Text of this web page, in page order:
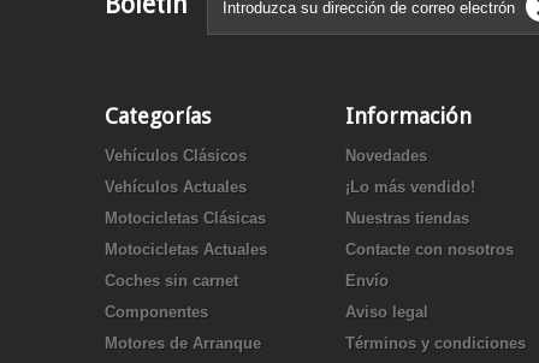
Categorías
Vehículos Clásicos
Vehículos Actuales
Motocicletas Clásicas
Motocicletas Actuales
Coches sin carnet
Componentes
Motores de Arranque
Información
Novedades
¡Lo más vendido!
Nuestras tiendas
Contacte con nosotros
Envío
Aviso legal
Términos y condiciones